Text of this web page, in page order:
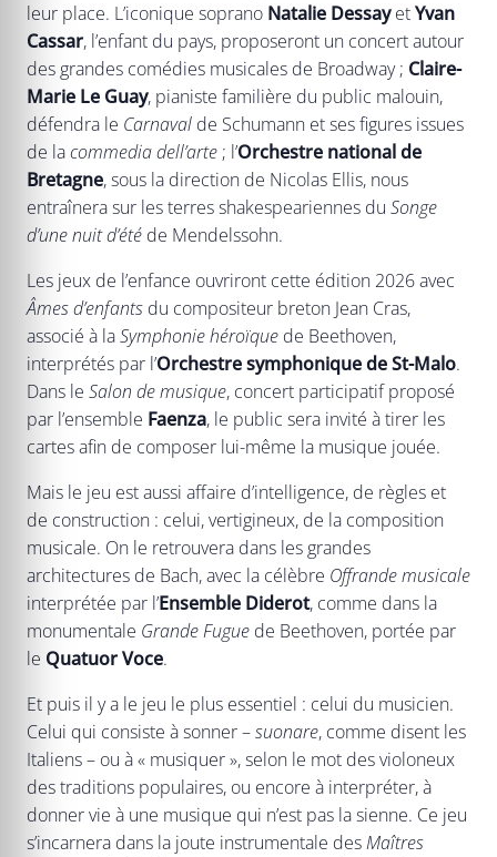
leur place. L’iconique soprano Natalie DessayetYvan
Cassar, l’enfant du pays, proposeront un concert autour
des grandes comédies musicales de Broadway ; Claire-
Marie Le Guay, pianiste familière du public malouin,
défendra le Carnaval de Schumann et ses figures issues
de lacommedia dell’arte ; l’Orchestre national de
Bretagne, sous la direction de Nicolas Ellis, nous
entraînera sur les terres shakespeariennes du Songe
d’une nuit d’été de Mendelssohn.
Les jeux de l’enfance ouvriront cette édition 2026 avec
Âmes d’enfants du compositeur breton Jean Cras,
associé à laSymphonie héroïque de Beethoven,
interprétés par l’Orchestre symphonique de St-Malo.
Dans le Salon de musique, concert participatif proposé
par l’ensemble Faenza, le public sera invité à tirer les
cartes afin de composer lui-même la musique jouée.
Mais le jeu est aussi affaire d’intelligence, de règles et
de construction : celui, vertigineux, de la composition
musicale. On le retrouvera dans les grandes
architectures de Bach, avec la célèbre Offrande musicale
interprétée par l’Ensemble Diderot, comme dans la
monumentale Grande Fugue de Beethoven, portée par
le Quatuor Voce.
Et puis il y a le jeu le plus essentiel : celui du musicien.
Celui qui consiste à sonner –suonare, comme disent les
Italiens – ou à « musiquer », selon le mot des violoneux
des traditions populaires, ou encore à interpréter, à
donner vie à une musique qui n’est pas la sienne. Ce jeu
s’incarnera dans la joute instrumentale desMaîtres